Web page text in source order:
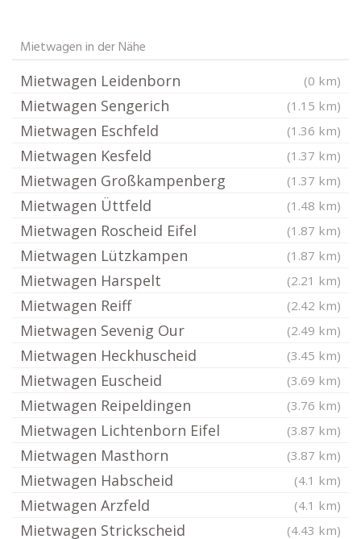
Mietwagen in der Nähe
Mietwagen Leidenborn (0 km)
Mietwagen Sengerich (1.15 km)
Mietwagen Eschfeld (1.36 km)
Mietwagen Kesfeld (1.37 km)
Mietwagen Großkampenberg (1.37 km)
Mietwagen Üttfeld (1.48 km)
Mietwagen Roscheid Eifel (1.87 km)
Mietwagen Lützkampen (1.87 km)
Mietwagen Harspelt (2.21 km)
Mietwagen Reiff (2.42 km)
Mietwagen Sevenig Our (2.49 km)
Mietwagen Heckhuscheid (3.45 km)
Mietwagen Euscheid (3.69 km)
Mietwagen Reipeldingen (3.76 km)
Mietwagen Lichtenborn Eifel (3.87 km)
Mietwagen Masthorn (3.87 km)
Mietwagen Habscheid (4.1 km)
Mietwagen Arzfeld (4.1 km)
Mietwagen Strickscheid (4.43 km)